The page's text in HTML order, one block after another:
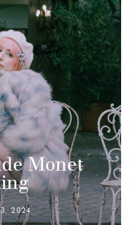
Monet
2024